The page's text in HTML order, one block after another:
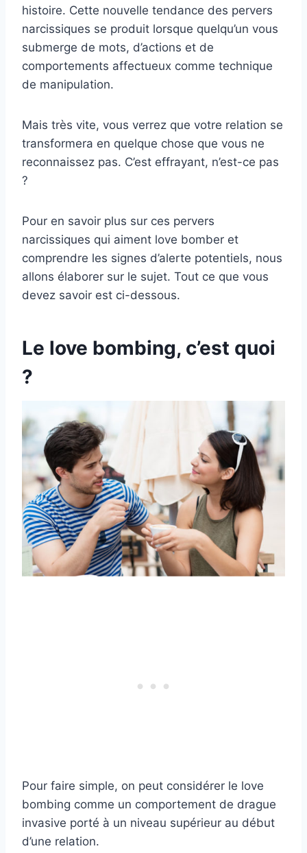
histoire. Cette nouvelle tendance des pervers
narcissiques se produit lorsque quelqu’un vous
submerge de mots, d’actions et de
comportements affectueux comme technique
de manipulation.
Mais très vite, vous verrez que votre relation se
transformera en quelque chose que vous ne
reconnaissez pas. C’est effrayant, n’est-ce pas
?
Pour en savoir plus sur ces pervers
narcissiques qui aiment love bomber et
comprendre les signes d’alerte potentiels, nous
allons élaborer sur le sujet. Tout ce que vous
devez savoir est ci-dessous.
Le love bombing, c’est quoi
?
Pour faire simple, on peut considérer le love
bombing comme un comportement de drague
invasive porté à un niveau supérieur au début
d’une relation.